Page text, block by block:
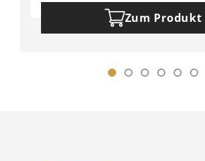
Zum Produkt